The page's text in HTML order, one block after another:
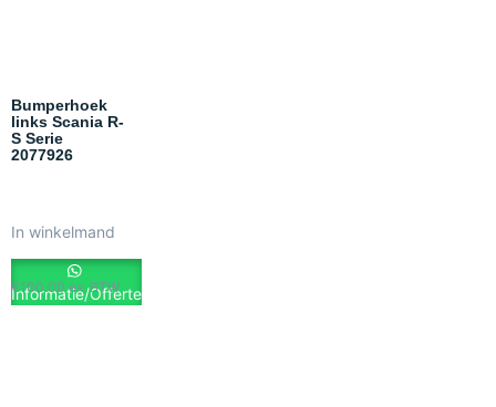
Bumperhoek
links Scania R-
S Serie
2077926
€100.00 ex. BTW
In winkelmand
Informatie/Offerte